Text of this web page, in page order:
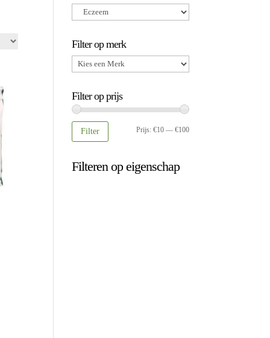
Filter op merk
Filter op prijs
Min.
Max.
Filter Prijs: €10— €100
Filteren op eigenschap